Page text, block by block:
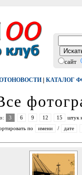
сайт
| КАТАЛОГ
3 6 9 12 15
штук
по
имени / дате